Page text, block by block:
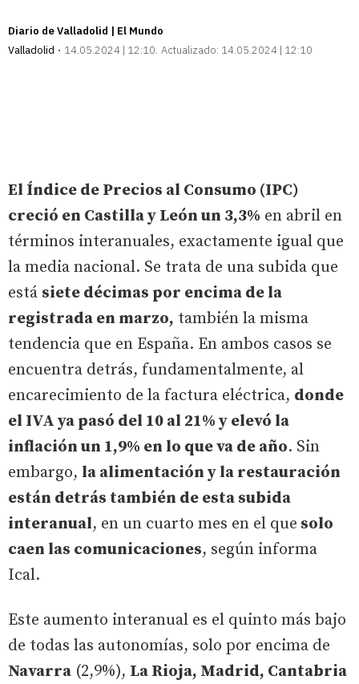
Diario de Valladolid | El Mundo
Valladolid
14.05.2024 | 12:10 Actualizado: 14.05.2024 | 12:10
El Índice de Precios al Consumo (IPC)
creció en Castilla y León un 3,3% en abril en
términos interanuales, exactamente igual que
la media nacional. Se trata de una subida que
está siete décimas por encima de la
registrada en marzo, también la misma
tendencia que en España. En ambos casos se
encuentra detrás, fundamentalmente, al
encarecimiento de la factura eléctrica, donde
el IVA ya pasó del 10 al 21% y elevó la
inflación un 1,9% en lo que va de año. Sin
embargo, la alimentación y la restauración
están detrás también de esta subida
interanual, en un cuarto mes en el que solo
caen las comunicaciones, según informa
Ical.
Este aumento interanual es el quinto más bajo
de todas las autonomías, solo por encima de
Navarra (2,9%), La Rioja, Madrid, Cantabria